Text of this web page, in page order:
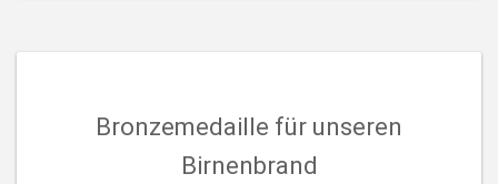
Bronzemedaille für unseren
Birnenbrand